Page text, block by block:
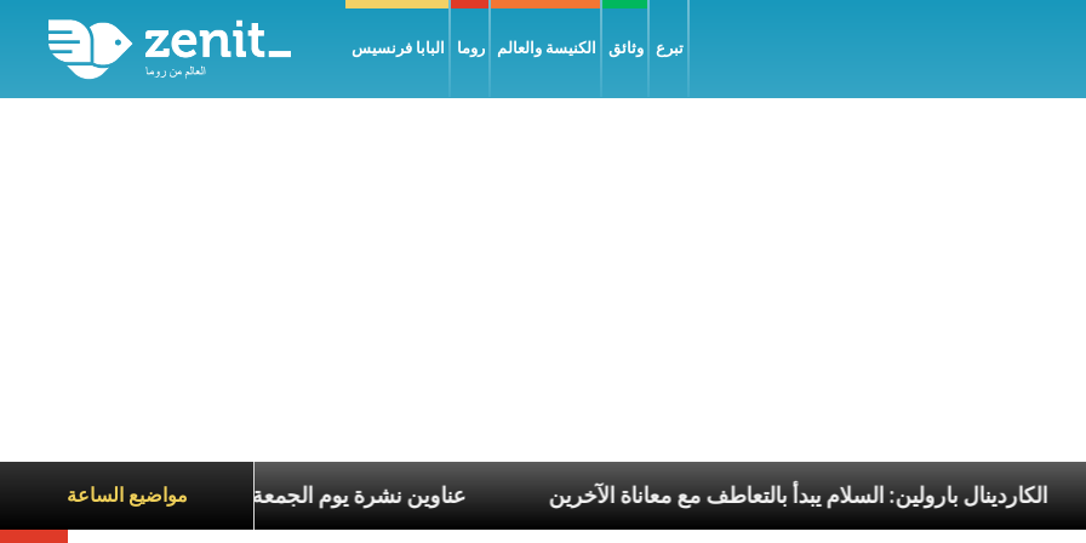
البابا فرنسيس روما الكنيسة والعالم وثائق تبرع
مواضيع الساعة
عناوين نشرة يوم الجمعة 7 آب 2026: السلام يُبنى بصبر يومًا بعد يوم الكاردينال بارولين: السلام يبدأ بالتعاطف مع معاناة الآخرين الرسوليّة